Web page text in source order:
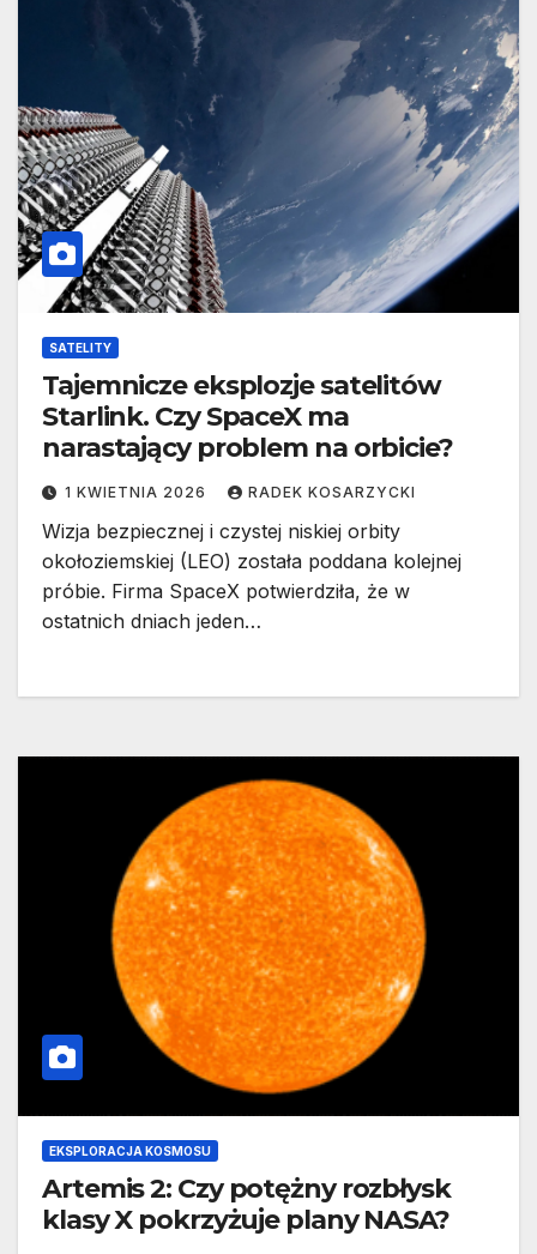
SATELITY
Tajemnicze eksplozje satelitów
Starlink. Czy SpaceX ma
narastający problem na orbicie?
1 KWIETNIA 2026 RADEK KOSARZYCKI
Wizja bezpiecznej i czystej niskiej orbity
okołoziemskiej (LEO) została poddana kolejnej
próbie. Firma SpaceX potwierdziła, że w
ostatnich dniach jeden…
EKSPLORACJA KOSMOSU
Artemis 2: Czy potężny rozbłysk
klasy X pokrzyżuje plany NASA?